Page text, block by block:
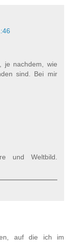
je nachdem, wie
sind. Bei mir
und Weltbild.
auf die ich im